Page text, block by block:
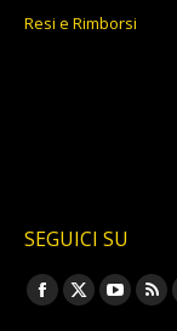
Resi e Rimborsi
SEGUICI SU
Ci puoi trovare su:
Facebook
X
Rss